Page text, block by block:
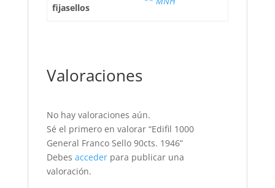
fijasellos
Valoraciones
No hay valoraciones aún.
Sé el primero en valorar “Edifil 1000
General Franco Sello 90cts. 1946”
Debes accederpara publicar una
valoración.